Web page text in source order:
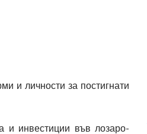
и личности за постигнати
инвестиции във лозаро-